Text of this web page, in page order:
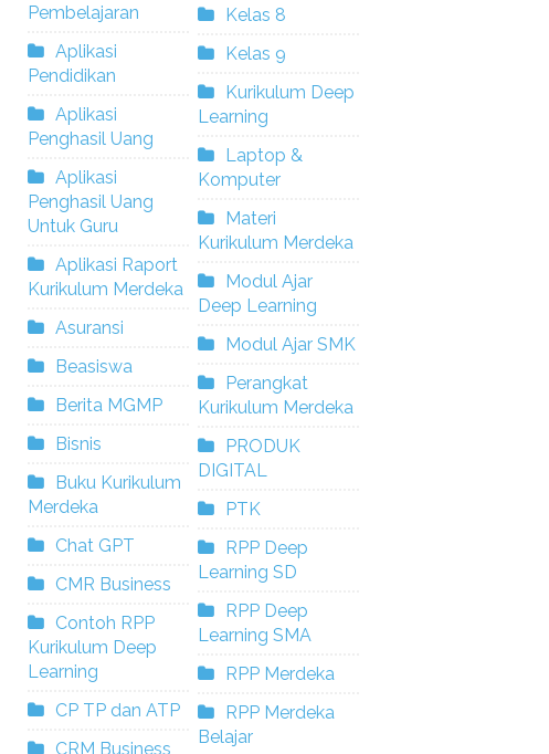
Pembelajaran
Aplikasi
Pendidikan
Aplikasi
Penghasil Uang
Aplikasi
Penghasil Uang
Untuk Guru
Aplikasi Raport
Kurikulum Merdeka
Asuransi
Beasiswa
Berita MGMP
Bisnis
Buku Kurikulum
Merdeka
Chat GPT
CMR Business
Contoh RPP
Kurikulum Deep
Learning
CP TP dan ATP
CRM Business
Kelas 8
Kelas 9
Kurikulum Deep
Learning
Laptop &
Komputer
Materi
Kurikulum Merdeka
Modul Ajar
Deep Learning
Modul Ajar SMK
Perangkat
Kurikulum Merdeka
PRODUK
DIGITAL
PTK
RPP Deep
Learning SD
RPP Deep
Learning SMA
RPP Merdeka
RPP Merdeka
Belajar